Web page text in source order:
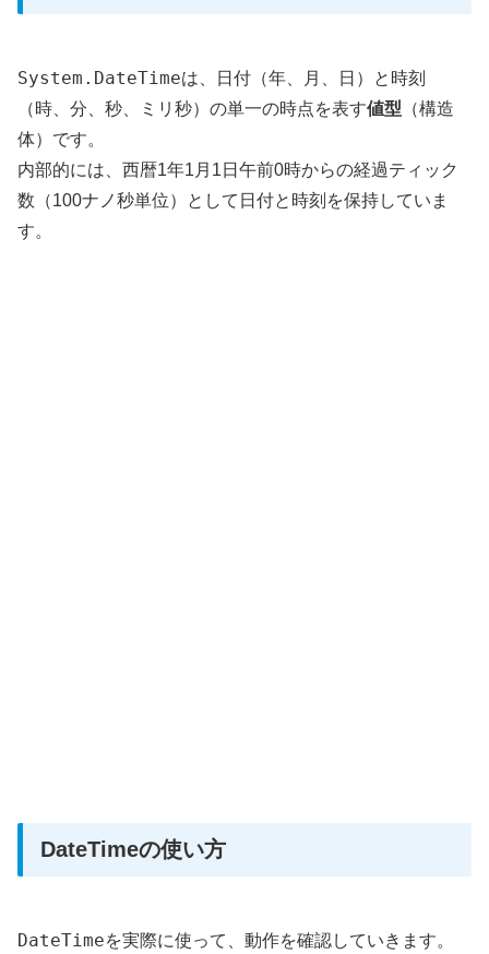
System.DateTimeは、日付（年、月、日）と時刻
（時、分、秒、ミリ秒）の単一の時点を表す値型 （構造
体）です。
内部的には、西暦1年1月1日午前0時からの経過ティック
数（100ナノ秒単位）として日付と時刻を保持していま
す。
DateTimeの使い方
DateTimeを実際に使って、動作を確認していきます。